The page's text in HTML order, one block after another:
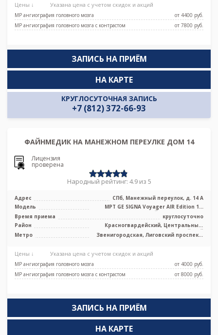
Цены ↓ Указана цена с учетом скидок и акций
МР ангиография головного мозга
от 4400 pуб.
МР ангиография головного мозга с контрастом
от 7800 pуб.
ЗАПИСЬ НА ПРИЁМ
КРУГЛОСУТОЧНАЯ ЗАПИСЬ
+7 (812) 372-66-93
НА КАРТЕ
ФАЙНМЕДИК НА МАНЕЖНОМ ПЕРЕУЛКЕ ДОМ 14
Лицензия
проверена
Народный рейтинг: 4.9 из 5
Адрес
СПб, Манежный переулок, д. 14 А
Модель
МРТ GE SIGNA Voyager AIR Edition 1.5
Тесла полуоткрытый, КТ GE Revolut ...
Время приема
круглосуточно
Район
Красногвардейский, Центральный,
Адмиралтейский
Метро
Звенигородская, Лиговский проспект,
Площадь Ленина, Чернышевская
Цены ↓ Указана цена с учетом скидок и акций
МР ангиография головного мозга
от 4000 pуб.
МР ангиография головного мозга с контрастом
от 8000 pуб.
ЗАПИСЬ НА ПРИЁМ
НА КАРТЕ